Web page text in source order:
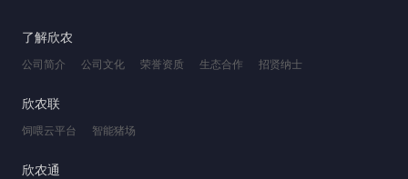
了解欣农
公司简介 公司文化 荣誉资质 生态合作 招贤纳士
欣农联
饲喂云平台 智能猪场
欣农通